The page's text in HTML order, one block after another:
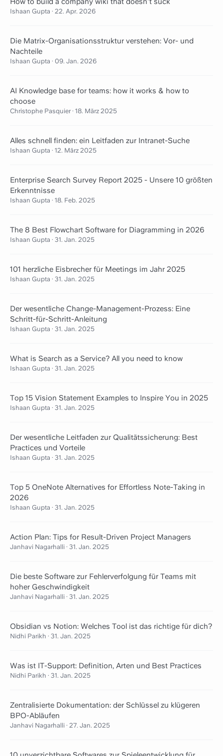
Ishaan Gupta · 22. Apr. 2026
Die Matrix-Organisationsstruktur verstehen: Vor- und
Nachteile
Ishaan Gupta · 09. Jan. 2026
AI Knowledge base for teams: how it works & how to
choose
Christophe Pasquier · 18. März 2025
Alles schnell finden: ein Leitfaden zur Intranet-Suche
Ishaan Gupta · 12. März 2025
Enterprise Search Survey Report 2025 - Unsere 10 größten
Erkenntnisse
Ishaan Gupta · 18. Feb. 2025
The 8 Best Flowchart Software for Diagramming in 2026
Ishaan Gupta · 31. Jan. 2025
101 herzliche Eisbrecher für Meetings im Jahr 2025
Ishaan Gupta · 31. Jan. 2025
Der wesentliche Change-Management-Prozess: Eine
Schritt-für-Schritt-Anleitung
Ishaan Gupta · 31. Jan. 2025
What is Search as a Service? All you need to know
Ishaan Gupta · 31. Jan. 2025
Top 15 Vision Statement Examples to Inspire You in 2025
Ishaan Gupta · 31. Jan. 2025
Der wesentliche Leitfaden zur Qualitätssicherung: Best
Practices und Vorteile
Ishaan Gupta · 31. Jan. 2025
Top 5 OneNote Alternatives for Effortless Note-Taking in
2026
Ishaan Gupta · 31. Jan. 2025
Action Plan: Tips for Result-Driven Project Managers
Janhavi Nagarhalli · 31. Jan. 2025
Die beste Software zur Fehlerverfolgung für Teams mit
hoher Geschwindigkeit
Janhavi Nagarhalli · 31. Jan. 2025
Obsidian vs Notion: Welches Tool ist das richtige für dich?
Nidhi Parikh · 31. Jan. 2025
Was ist IT-Support: Definition, Arten und Best Practices
Nidhi Parikh · 31. Jan. 2025
Zentralisierte Dokumentation: der Schlüssel zu klügeren
BPO-Abläufen
Janhavi Nagarhalli · 27. Jan. 2025